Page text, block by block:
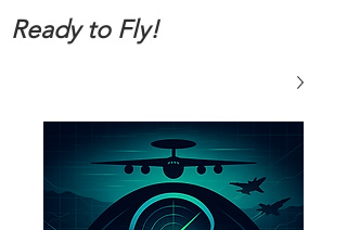
Ready to Fly!